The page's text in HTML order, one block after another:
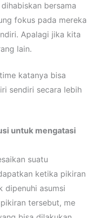
bersama
fokus pada mereka
Apalagi jika kita
lain.
katanya bisa
sendiri secara lebih
untuk mengatasi
suatu
ketika pikiran
dipenuhi asumsi
tersebut, me